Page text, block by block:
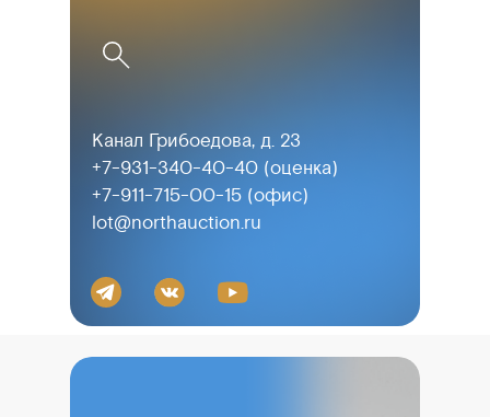
Канал Грибоедова, д. 23
+7-931-340-40-40 (оценка)
+7-911-715-00-15 (офис)
lot@northauction.ru